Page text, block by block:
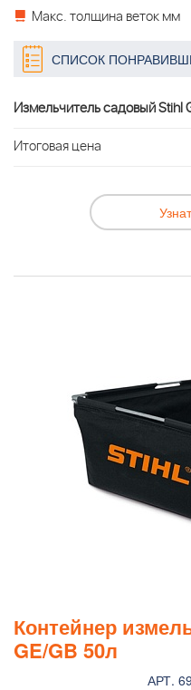
Макс. толщина веток мм
СПИСОК
Измельчитель садовый Stihl
Итоговая цена
Контейнер
GE/GB 50л
АРТ.